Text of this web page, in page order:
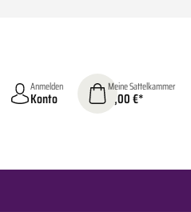
Anmelden
Konto
Meine Sattelkammer
0,00 €*